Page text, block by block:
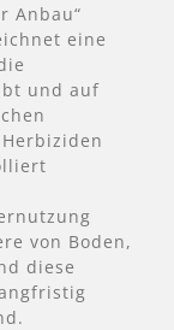
Anbau“
eine
und auf
von Boden,
diese